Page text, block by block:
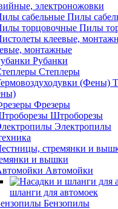
электроножовки
Пилы
Пилы
монтажные
Рубанки
Степлеры
Фрезеры
Штроборезы
Электропилы
и вышки
Автомойки
шланги для автомоек
Бензопилы